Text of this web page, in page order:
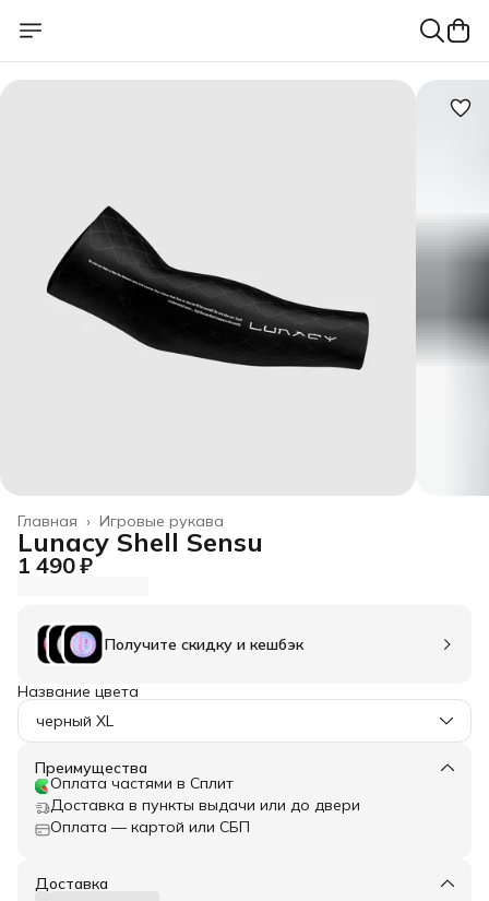
Игровые рукава
Главная ›
Lunacy Shell Sensu
1 490 ₽
Получите скидку и кешбэк
Название цвета
черный XL
Преимущества
Оплата частями в Сплит
Доставка в пункты выдачи или до двери
Оплата — картой или СБП
Доставка